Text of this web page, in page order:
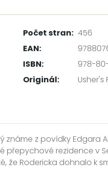
Počet stran: 456
EAN:
ISBN:
978-
Originál:
Usher's
známe z povídky Edgara
rezidence v
že Rodericka dohnalo k